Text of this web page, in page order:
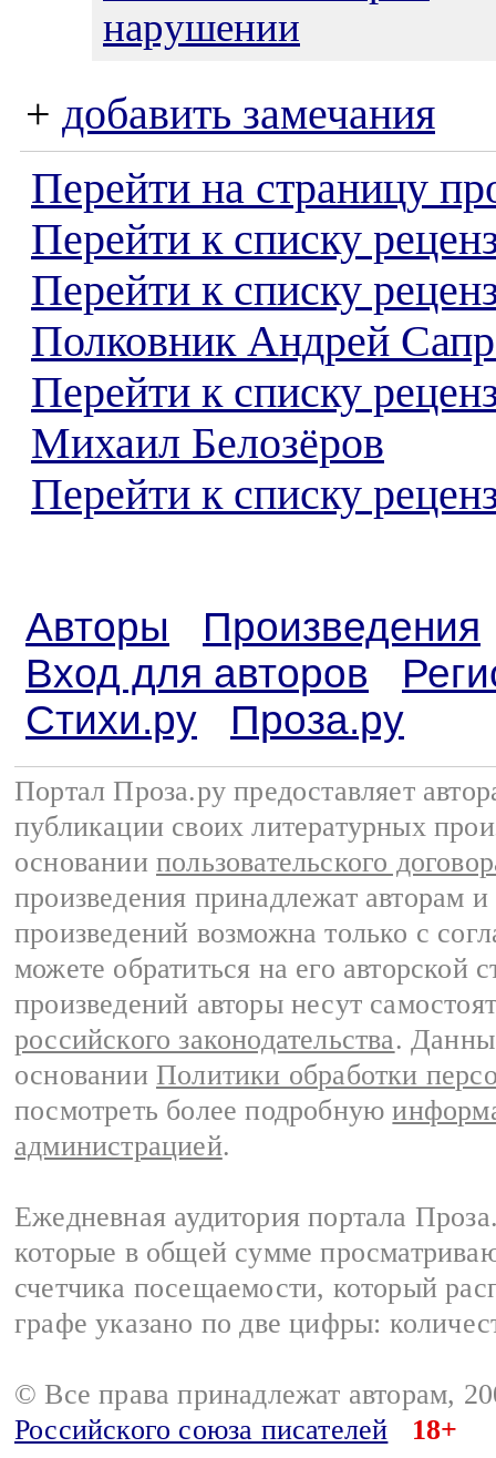
нарушении
+ добавить замечания
Перейти на страницу
Перейти к списку
Перейти к списку
Полковник Андрей
Перейти к списку
Михаил Белозёров
Перейти к списку
Авторы
Произведения
Вход для авторов
Стихи.ру
Проза.ру
Портал Проза.ру предоставляет
публикации своих литературных
основании пользовательского
произведения принадлежат авторам
произведений возможна только с
можете обратиться на его авторской
произведений авторы несут
российского законодательства.
основании Политики обработки
посмотреть более подробную
администрацией.
Ежедневная аудитория портала
которые в общей сумме
счетчика посещаемости, который
графе указано по две цифры:
© Все права принадлежат авторам,
Российского союза писателей
18+